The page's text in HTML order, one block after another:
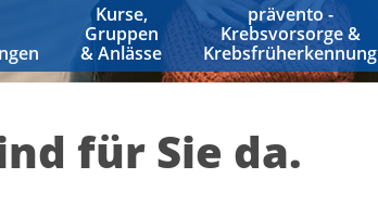
Kurse,
Gruppen
& Anlässe
prävento -
Krebsvorsorge &
Krebsfrüherkennung
für Sie da.